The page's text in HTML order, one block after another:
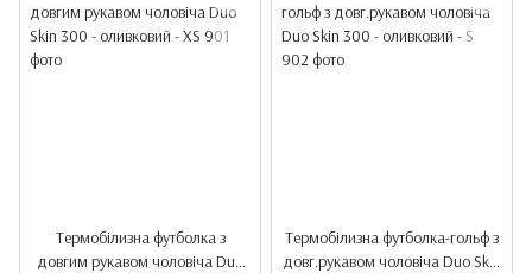
Термобілизна футболка з
довгим рукавом чоловіча Duo
Термобілизна футболка-гольф з
довг.рукавом чоловіча Duo Skin